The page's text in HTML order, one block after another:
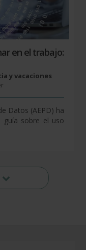
en el trabajo:
y vacaciones
Datos (AEPD) ha
guía sobre el uso